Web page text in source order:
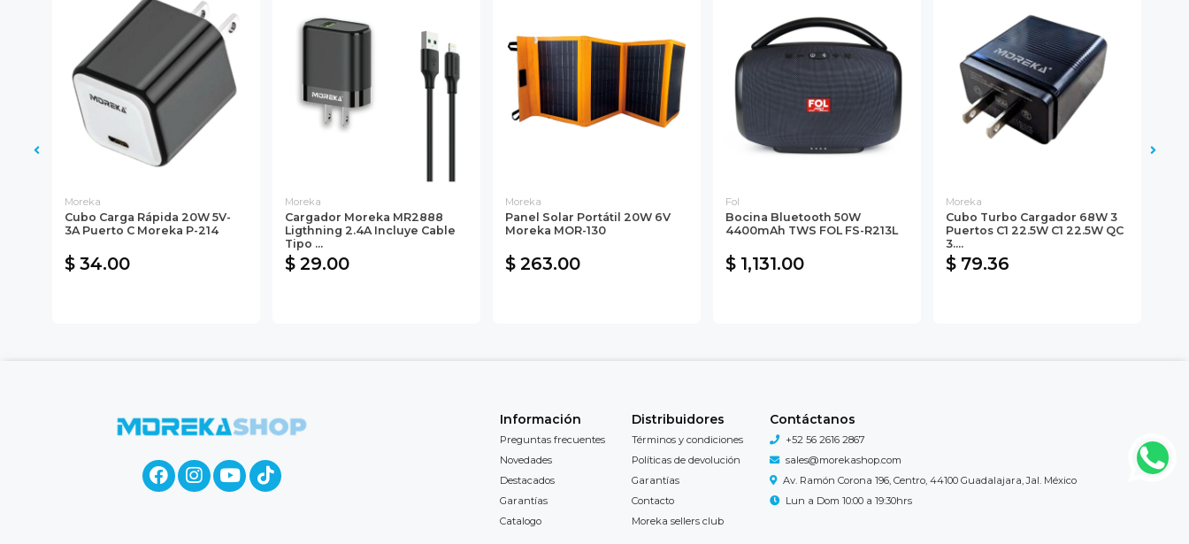
Moreka
Cubo Carga Rápida 20W 5V-
3A Puerto C Moreka P-214
$ 34.00
Moreka
Cargador Moreka MR2888
Ligthning 2.4A Incluye Cable
Tipo ...
$ 29.00
Moreka
Panel Solar Portátil 20W 6V
Moreka MOR-130
$ 263.00
Fol
Bocina Bluetooth 50W
4400mAh TWS FOL FS-R213L
$ 1,131.00
Moreka
Cubo Turbo Cargador 68W 3
Puertos C1 22.5W C1 22.5W QC
3....
$ 79.36
Información
Preguntas frecuentes
Novedades
Destacados
Garantías
Catalogo
Distribuidores
Términos y condiciones
Políticas de devolución
Garantías
Contacto
Moreka sellers club
Contáctanos
+52 56 2616 2867
sales@morekashop.com
Av. Ramón Corona 196, Centro, 44100 Guadalajara, Jal. México
Lun a Dom 10:00 a 19:30hrs